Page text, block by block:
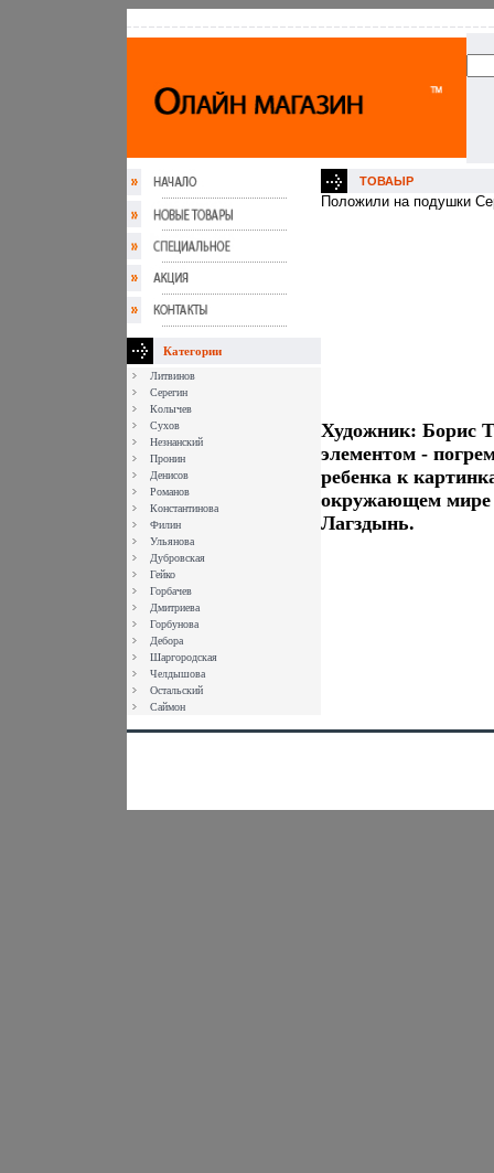
Категории
Литвинов
Серегин
Колычев
Сухов
Незнанский
Пронин
Денисов
Романов
Константинова
Филин
Ульянова
Дубровская
Гейко
Горбачев
Дмитриева
Горбунова
Дебора
Шаргородская
Челдышова
Остальский
Саймон
ТОВАЫР
Положили на подушки
Художник: Борис
элементом -
ребенка к
окружающем мире
Лагздынь.